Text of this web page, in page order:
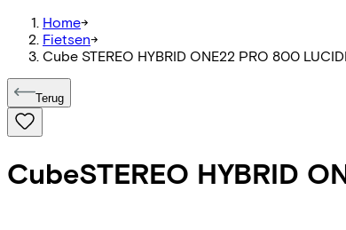
Home->
Fietsen->
Cube STEREO HYBRID ONE22 PRO 800
Terug
CubeSTEREO HYBRID